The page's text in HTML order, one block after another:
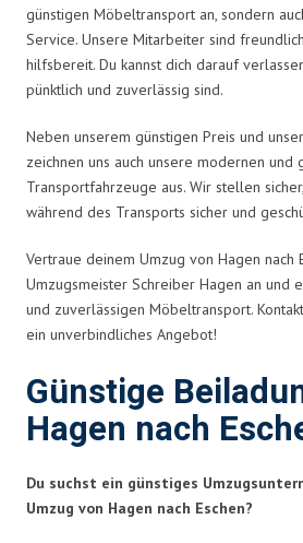
günstigen Möbeltransport an, sondern
Service. Unsere Mitarbeiter sind
hilfsbereit. Du kannst dich darauf
pünktlich und zuverlässig sind.
Neben unserem günstigen Preis und
zeichnen uns auch unsere modernen und
Transportfahrzeuge aus. Wir stellen
während des Transports sicher und
Vertraue deinem Umzug von Hagen nach
Umzugsmeister Schreiber Hagen an und
und zuverlässigen Möbeltransport.
ein unverbindliches Angebot!
Günstige
Hagen nach
Du suchst ein günstiges
Umzug von Hagen nach Eschen?